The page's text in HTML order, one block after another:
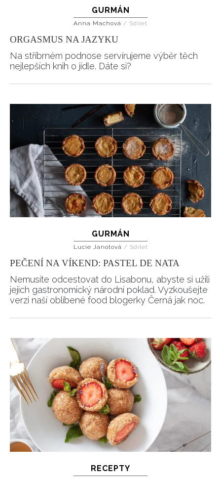
GURMÁN
Anna Machová / Sdílet
ORGASMUS NA JAZYKU
Na stříbrném podnose servírujeme výběr těch
nejlepších knih o jídle. Dáte si?
GURMÁN
Lucie Janotová / Sdílet
PEČENÍ NA VÍKEND: PASTEL DE NATA
Nemusíte odcestovat do Lisabonu, abyste si užili
jejich gastronomický národní poklad. Vyzkoušejte
verzi naší oblíbené food blogerky Černá jak noc.
RECEPTY